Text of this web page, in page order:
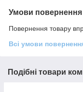
Умови повернення
Повернення товару
Всі умови
Подібні товари